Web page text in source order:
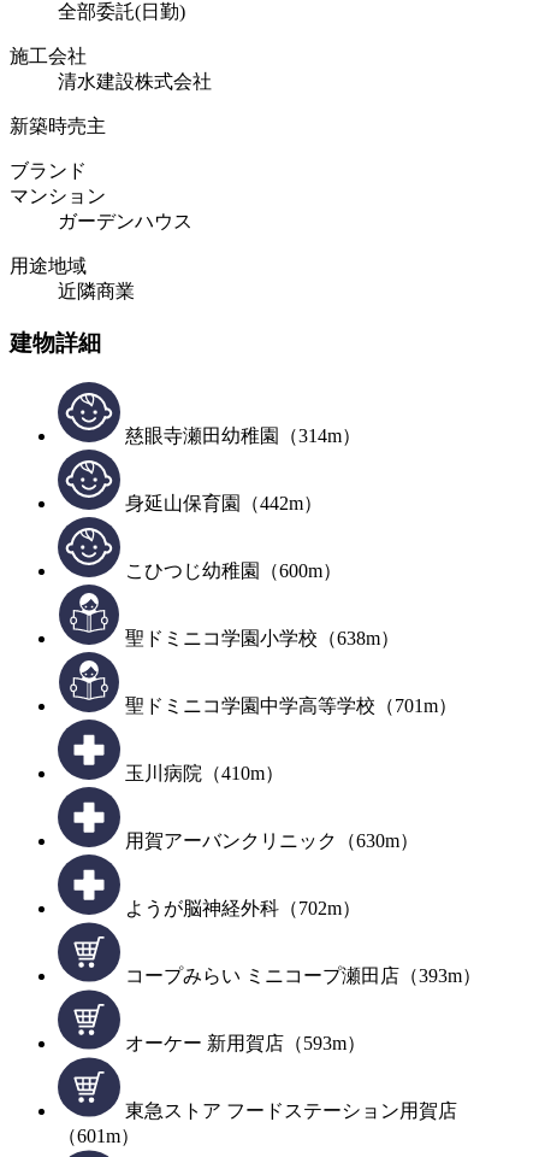
全部委託(日勤)
施工会社
清水建設株式会社
新築時売主
ブランド
マンション
ガーデンハウス
用途地域
近隣商業
建物詳細
慈眼寺瀬田幼稚園（314m）
身延山保育園（442m）
こひつじ幼稚園（600m）
聖ドミニコ学園小学校（638m）
聖ドミニコ学園中学高等学校（701m）
玉川病院（410m）
用賀アーバンクリニック（630m）
ようが脳神経外科（702m）
コープみらい ミニコープ瀬田店（393m）
オーケー 新用賀店（593m）
東急ストア フードステーション用賀店
（601m）